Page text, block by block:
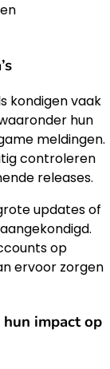
kondigen vaak
hun
meldingen.
controleren
releases.
updates of
op
ervoor zorgen
hun impact op